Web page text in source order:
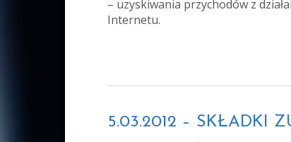
– uzyskiwania przychodów z
Internetu.
5.03.2012 – SKŁADKI